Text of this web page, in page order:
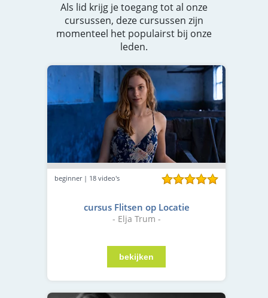
Als lid krijg je toegang tot al onze
cursussen, deze cursussen zijn
momenteel het populairst bij onze
leden.
beginner | 18 video's
cursus Flitsen op Locatie
- Elja Trum -